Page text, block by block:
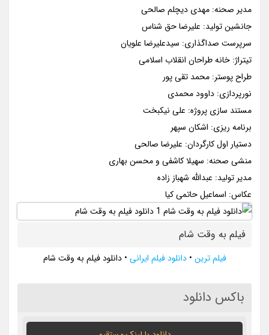
مدیر صحنه: مهدی دیچلم صالحی
جانشین تولید: علیرضا حق شناس
سرپرست صداگذاری: سیدعلیرضا علویان
تیتراژ: خانه طراحان انقلاب اسلامی
طراح پوستر: محمد تقی پور
نورپردازی: داوود محمدی
مستند سازی پروژه: علی نیکبخت
برنامه ریزی: اشکان سپهر
دستیار اول کارگردان: علیرضا صالحی
منشی صحنه: سهیلا کاشفی و محسن بهاری
مدیر تولید: عبدالله شهباز زاده
عکاس: اسماعیل حاتمی کیا
فیلم به وقت شام
فیلم ترین •دانلود فیلم ایرانی •دانلود فیلم به وقت شام
باکس دانلود